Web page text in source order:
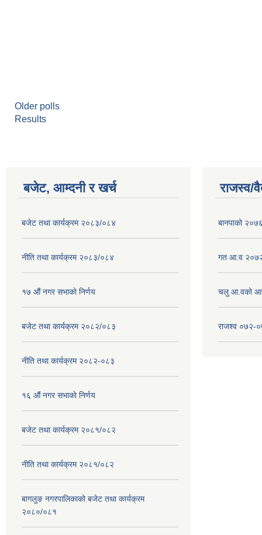
Older polls
Results
बजेट, आम्दनी र खर्च
बजेट तथा कार्यक्रम २०८३/०८४
नीति तथा कार्यक्रम २०८३/०८४
१७ ‌‍औं नगर सभाकाे निर्णय
बजेट तथा कार्यक्रम २०८२/०८३
नीति तथा कार्यक्रम २०८२-०८३
१६ ‌औं नगर सभाकाे निर्णय
बजेट तथा कार्यक्रम २०८१/०८२
नीति तथा कार्यक्रम २०८१/०८२
बागलुङ नगरपालिकाको बजेट तथा कार्यक्रम
२०८०/०८१
राजस्व/
बानपाको
गत आ.व
चलु आ.वको
राजश्व ०७२-